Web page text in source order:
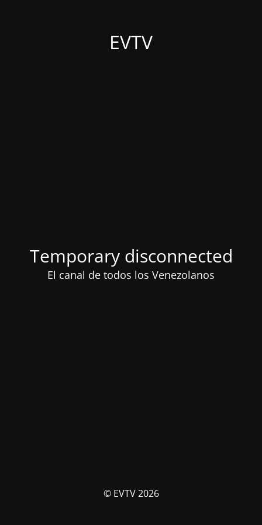
EVTV
Temporary disconnected
El canal de todos los Venezolanos
© EVTV 2026